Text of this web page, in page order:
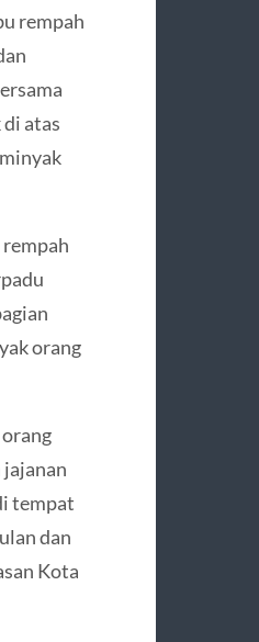
rempah
atas
rempah
orang
tempat
dan
Kota